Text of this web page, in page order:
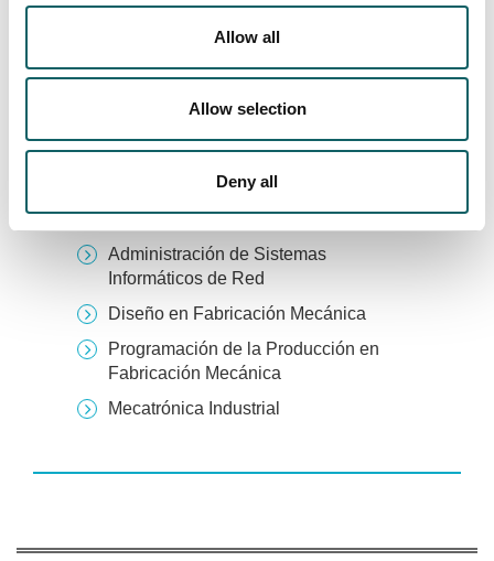
Allow all
Allow selection
Deny all
Sistemas Electrotécnicos y
Automatizados
Administración de Sistemas
Informáticos de Red
Diseño en Fabricación Mecánica
Programación de la Producción en
Fabricación Mecánica
Mecatrónica Industrial